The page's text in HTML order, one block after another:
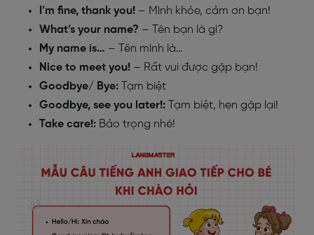
I’m fine, thank you! – Mình khỏe, cảm ơn bạn!
What’s your name? – Tên bạn là gì?
My name is… – Tên mình là…
Nice to meet you! – Rất vui được gặp bạn!
Goodbye/ Bye:
Tạm biệt
Goodbye, see you later!: Tạm biệt, hẹn gặp lại!
Take care!: Bảo trọng nhé!